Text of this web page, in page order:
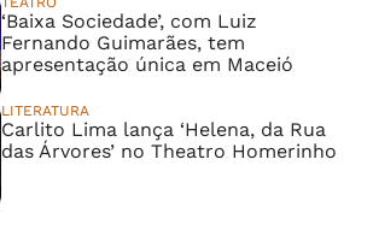
‘Baixa Sociedade’, com Luiz
Fernando Guimarães, tem
apresentação única em Maceió
LITERATURA
Carlito Lima lança ‘Helena, da Rua
das Árvores’ no Theatro Homerinho